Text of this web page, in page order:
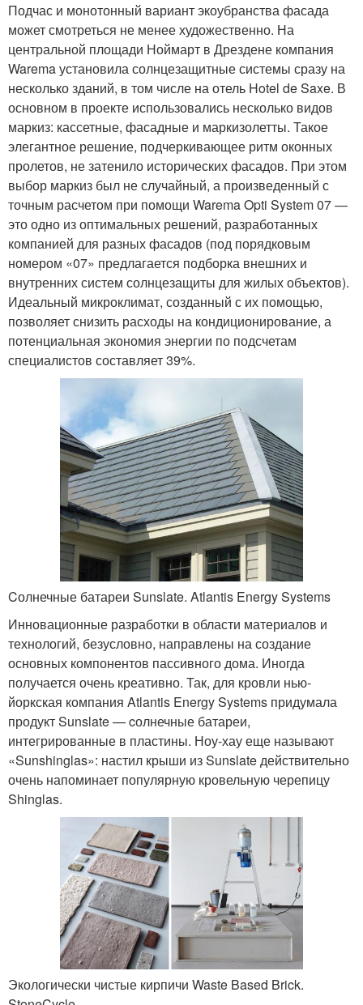
Подчас и монотонный вариант экоубранства фасада
может смотреться не менее художественно. На
центральной площади Ноймарт в Дрездене компания
Warema установила солнцезащитные системы сразу на
несколько зданий, в том числе на отель Hotel de Saxe. В
основном в проекте использовались несколько видов
маркиз: кассетные, фасадные и маркизолетты. Такое
элегантное решение, подчеркивающее ритм оконных
пролетов, не затенило исторических фасадов. При этом
выбор маркиз был не случайный, а произведенный с
точным расчетом при помощи Warema Opti System 07 —
это одно из оптимальных решений, разработанных
компанией для разных фасадов (под порядковым
номером «07» предлагается подборка внешних и
внутренних систем солнцезащиты для жилых объектов).
Идеальный микроклимат, созданный с их помощью,
позволяет снизить расходы на кондиционирование, а
потенциальная экономия энергии по подсчетам
специалистов составляет 39%.
Cолнечные батареи Sunslate. Atlantis Energy Systems
Инновационные разработки в области материалов и
технологий, безусловно, направлены на создание
основных компонентов пассивного дома. Иногда
получается очень креативно. Так, для кровли нью-
йоркская компания Atlantis Energy Systems придумала
продукт Sunslate — cолнечные батареи,
интегрированные в пластины. Ноу-хау еще называют
«Sunshinglas»: настил крыши из Sunslate действительно
очень напоминает популярную кровельную черепицу
Shinglas.
Экологически чистые кирпичи Waste Based Brick.